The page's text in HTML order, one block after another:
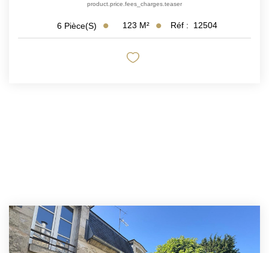
product.price.fees_charges.teaser
6 Pièce(s) 123 M² Réf : 12504